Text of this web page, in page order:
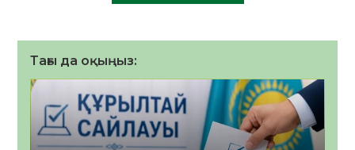
Тағы да оқыңыз: